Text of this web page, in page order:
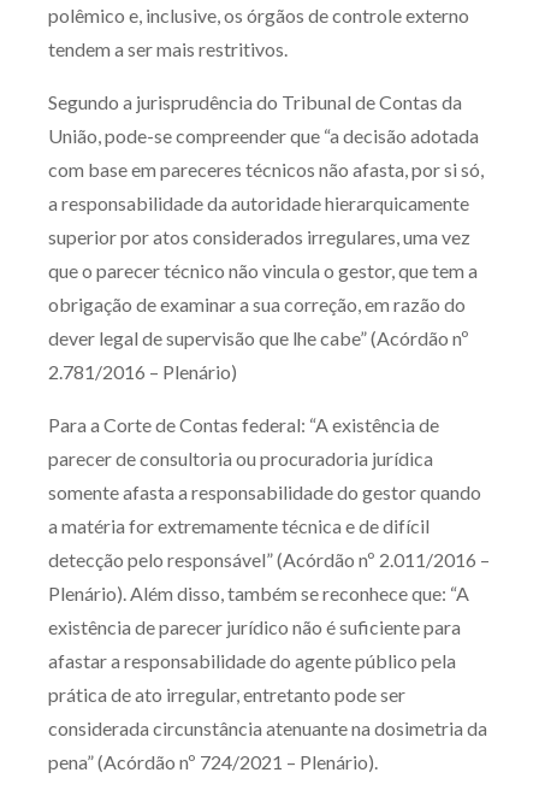
polêmico e, inclusive, os órgãos de controle externo
tendem a ser mais restritivos.
Segundo a jurisprudência do Tribunal de Contas da
União, pode-se compreender que “a decisão adotada
com base em pareceres técnicos não afasta, por si só,
a responsabilidade da autoridade hierarquicamente
superior por atos considerados irregulares, uma vez
que o parecer técnico não vincula o gestor, que tem a
obrigação de examinar a sua correção, em razão do
dever legal de supervisão que lhe cabe” (Acórdão nº
2.781/2016 – Plenário)
Para a Corte de Contas federal: “A existência de
parecer de consultoria ou procuradoria jurídica
somente afasta a responsabilidade do gestor quando
a matéria for extremamente técnica e de difícil
detecção pelo responsável” (Acórdão nº 2.011/2016 –
Plenário). Além disso, também se reconhece que: “A
existência de parecer jurídico não é suficiente para
afastar a responsabilidade do agente público pela
prática de ato irregular, entretanto pode ser
considerada circunstância atenuante na dosimetria da
pena” (Acórdão nº 724/2021 – Plenário).